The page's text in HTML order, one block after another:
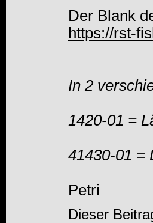
Der Blank
https://rst-
In 2
1420-01 =
41430-01 =
Petri
Dieser